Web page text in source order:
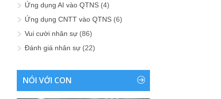
Ứng dụng AI vào QTNS (4)
Ứng dụng CNTT vào QTNS (6)
Vui cười nhân sự (86)
Đánh giá nhân sự (22)
NÓI VỚI CON